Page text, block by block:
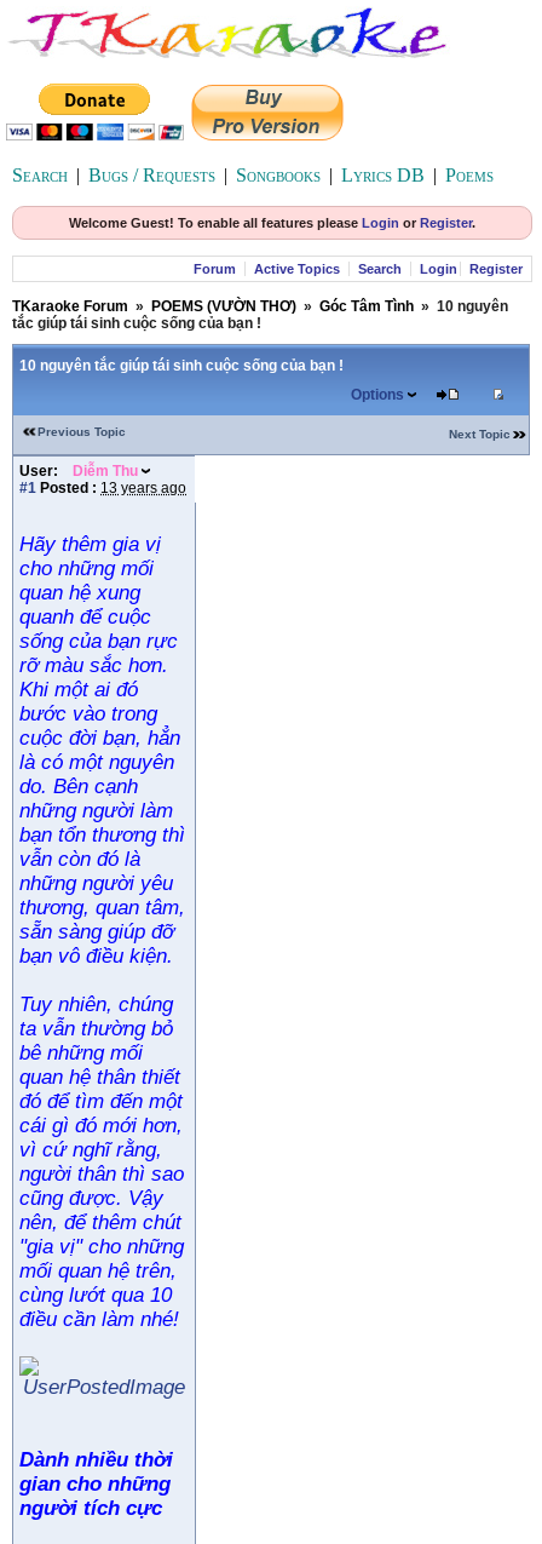
Search | Bugs / Requests | Songbooks | Lyrics DB | Poems
Welcome Guest! To enable all features please Login or Register.
Forum Active Topics Search Login Register
TKaraoke Forum » POEMS (VƯỜN THƠ) » Góc Tâm Tình » 10 nguyên
tắc giúp tái sinh cuộc sống của bạn !
10 nguyên tắc giúp tái sinh cuộc sống của bạn !
Options
Previous Topic Next Topic
User:
Diễm Thu
#1 Posted : 13 years ago
Hãy thêm gia vị
cho những mối
quan hệ xung
quanh để cuộc
sống của bạn rực
rỡ màu sắc hơn.
Khi một ai đó
bước vào trong
cuộc đời bạn, hẳn
là có một nguyên
do. Bên cạnh
những người làm
bạn tổn thương thì
vẫn còn đó là
những người yêu
thương, quan tâm,
sẵn sàng giúp đỡ
bạn vô điều kiện.
Tuy nhiên, chúng
ta vẫn thường bỏ
bê những mối
quan hệ thân thiết
đó để tìm đến một
cái gì đó mới hơn,
vì cứ nghĩ rằng,
người thân thì sao
cũng được. Vậy
nên, để thêm chút
"gia vị" cho những
mối quan hệ trên,
cùng lướt qua 10
điều cần làm nhé!
Dành nhiều thời
gian cho những
người tích cực